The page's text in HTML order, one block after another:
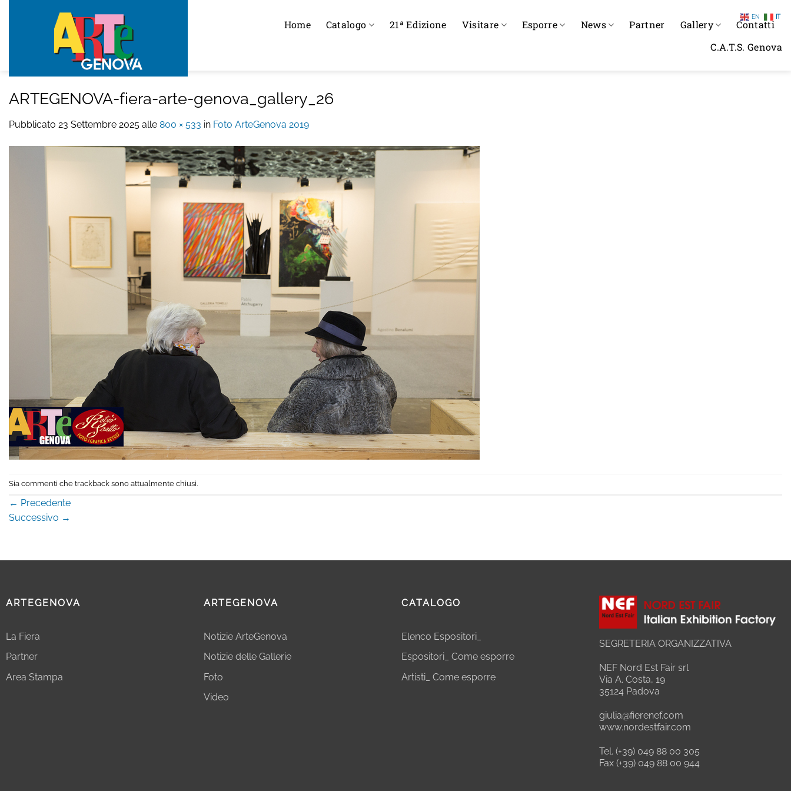
Home Catalogo 21ª Edizione Visitare Esporre News Partner Gallery
Contatti
C.A.T.S. Genova
ARTEGENOVA-fiera-arte-genova_gallery_26
Pubblicato 23 Settembre 2025 alle 800 × 533 in Foto ArteGenova 2019
Sia commenti che trackback sono attualmente chiusi.
← Precedente
Successivo →
ARTEGENOVA
La Fiera
Partner
Area Stampa
ARTEGENOVA
Notizie ArteGenova
Notizie delle Gallerie
Foto
Video
CATALOGO
Elenco Espositori_
Espositori_ Come esporre
Artisti_ Come esporre
SEGRETERIA ORGANIZZATIVA
NEF Nord Est Fair srl
Via A. Costa, 19
35124 Padova
giulia@fierenef.com
www.nordestfair.com
Tel. (+39) 049 88 00 305
Fax (+39) 049 88 00 944
EN IT